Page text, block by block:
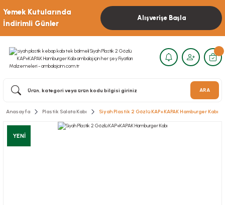
Yemek Kutularında
İndirimli Günler
Alışverişe Başla
ARA
Anasayfa Plastik Salata Kabı Siyah Plastik 2 Gözlü KAP+KAPAK Hamburger Kabı
YENİ